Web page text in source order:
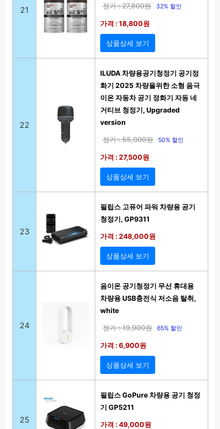
21 정가 : 27,800원 32% 할인
가격 : 18,800원
상품상세 보기
22
ILUDA 차량용공기청정기 공기정
화기 2025 차량을위한 소형 음극
이온 자동차 공기 정화기 자동 네
거티브 청정기, Upgraded
version
정가 : 55,000원 50% 할인
가격 : 27,500원
상품상세 보기
23
필립스 고퓨어 파워 차량용 공기
청정기, GP9311
가격 : 248,000원
상품상세 보기
24
음이온 공기청정기 무선 휴대용
차량용 USB충전식 저소음 탈취,
white
정가 : 19,900원 65% 할인
가격 : 6,900원
상품상세 보기
25
필립스 GoPure 차량용 공기 청정
기 GP5211
가격 : 49,000원